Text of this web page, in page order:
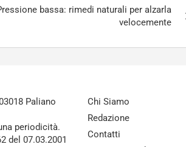
bassa: rimedi naturali per alzarla
velocemente
Paliano
periodicità.
del 07.03.2001
Chi Siamo
Redazione
Contatti